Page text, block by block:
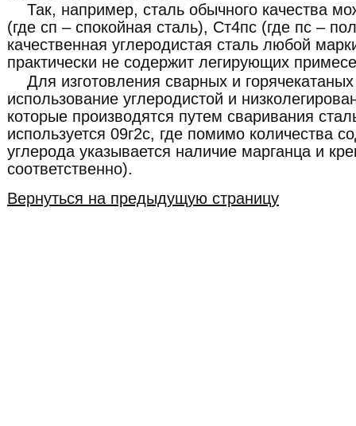
Так, например, сталь обычного качества
(где сп – спокойная сталь), Ст4пс (где пс –
качественная углеродистая сталь любой
практически не содержит легирующих
Для изготовления сварных и
использование углеродистой и
которые производятся путем сваривания
используется 09г2с, где помимо количества
углерода указывается наличие марганца и
соответственно).
Вернуться на предыдущую страницу